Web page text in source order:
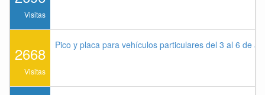
Visitas
2668
Visitas
Pico y placa para vehículos particulares del 3 al 6 de